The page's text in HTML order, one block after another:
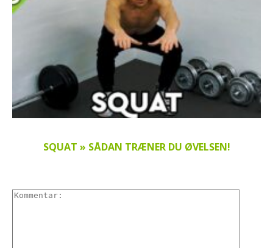
SQUAT » SÅDAN TRÆNER DU ØVELSEN!